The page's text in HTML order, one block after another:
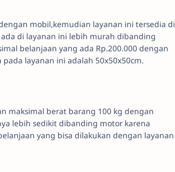
mobil,kemudian layanan ini tersedia di
di layanan ini lebih murah dibanding
belanjaan yang ada Rp.200.000 dengan
layanan ini adalah 50x50x50cm.
maksimal berat barang 100 kg dengan
lebih sedikit dibanding motor karena
yang bisa dilakukan dengan layanan